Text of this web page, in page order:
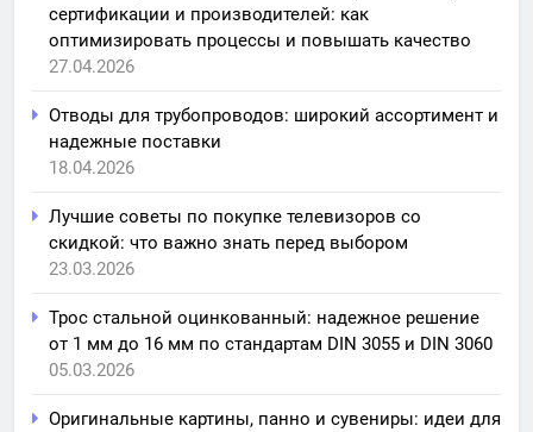
сертификации и производителей: как
оптимизировать процессы и повышать качество
27.04.2026
Отводы для трубопроводов: широкий ассортимент и
надежные поставки
18.04.2026
Лучшие советы по покупке телевизоров со
скидкой: что важно знать перед выбором
23.03.2026
Трос стальной оцинкованный: надежное решение
от 1 мм до 16 мм по стандартам DIN 3055 и DIN 3060
05.03.2026
Оригинальные картины, панно и сувениры: идеи для